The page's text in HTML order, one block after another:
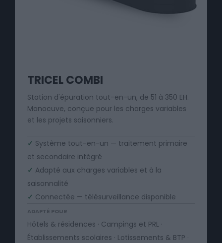
TRICEL COMBI
Station d'épuration tout-en-un, de 51 à 350 EH.
Monocuve, conçue pour les charges variables
et les projets saisonniers.
✓ Système tout-en-un — traitement primaire
et secondaire intégré
✓ Adapté aux charges variables et à la
saisonnalité
✓ Connectée — télésurveillance disponible
ADAPTÉ POUR
Hôtels & résidences · Campings et PRL ·
Établissements scolaires · Lotissements & BTP ·